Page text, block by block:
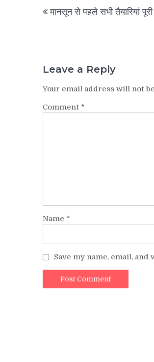
navigation
मानसून से पहले सभी तैयारियां
Leave a Reply
Your email address will not
Comment *
Name *
Save my name, email,